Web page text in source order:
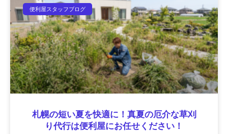
便利屋スタッフブログ
札幌の短い夏を快適に！真夏の厄介な草刈
り代行は便利屋にお任せください！